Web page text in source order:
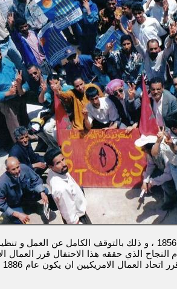
و هكذا قرر عمال استراليا الاحتفال يوم 21 ابريل 1856 ، و ذلك بالتوقف
عمل من 8 ساعات . و امام النجاح الذي حققه هذا الاحتفال قرر